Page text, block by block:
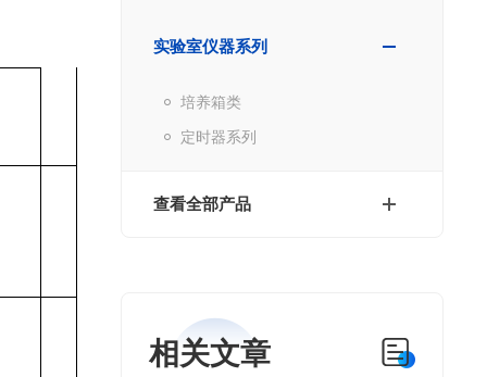
实验室仪器系列
培养箱类
定时器系列
查看全部产品
相关文章